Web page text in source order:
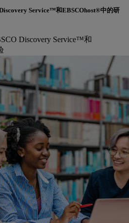
Service™和EBSCOhost®中的研
Discovery Service™和